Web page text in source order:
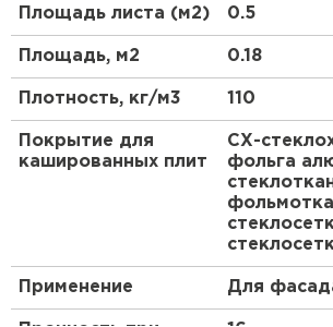
Площадь листа (м2) 0.5
Площадь, м2 0.18
Плотность, кг/м3 110
Покрытие для
кашированных плит
СХ-
фольга
Применение Для
Утеплитель Isover
ПЕРЕЙТИ
Утеплитель Paroc
Утеплитель